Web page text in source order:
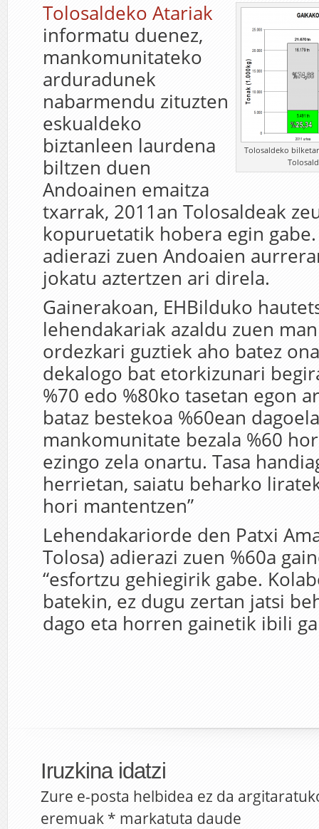
Tolosaldeko
Tolosaldeko Atariak
informatu duenez,
mankomunitateko
arduradunek
nabarmendu zituzten
eskualdeko
biztanleen laurdena
biltzen duen
Andoainen emaitza
txarrak, 2011an Tolosaldeak
kopuruetatik hobera egin
adierazi zuen Andoaien
jokatu aztertzen ari direla.
Gainerakoan, EHBilduko
lehendakariak azaldu zuen
ordezkari guztiek aho batez
dekalogo bat etorkizunari
%70 edo %80ko tasetan egon
bataz bestekoa %60ean
mankomunitate bezala %60
ezingo zela onartu. Tasa
herrietan, saiatu beharko
hori mantentzen”
Lehendakariorde den Patxi
Tolosa) adierazi zuen %60a
“esfortzu gehiegirik gabe.
batekin, ez dugu zertan jatsi
dago eta horren gainetik ibili
Iruzkina idatzi
Zure e-posta helbidea ez da
eremuak * markatuta daude